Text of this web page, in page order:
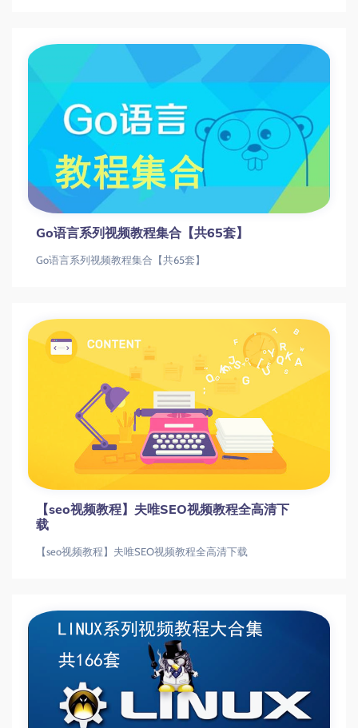
Go语言系列视频教程集合【共65套】
Go语言系列视频教程集合【共65套】
【seo视频教程】夫唯SEO视频教程全高清下
载
【seo视频教程】夫唯SEO视频教程全高清下载